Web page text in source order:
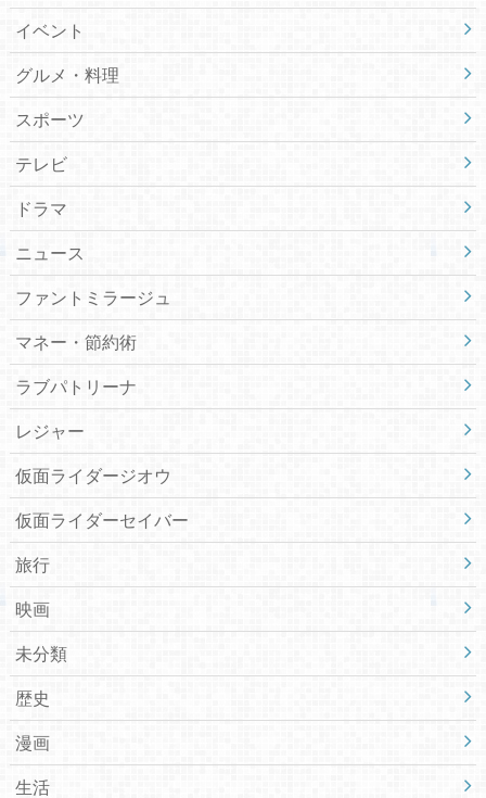
イベント
グルメ・料理
スポーツ
テレビ
ドラマ
ニュース
ファントミラージュ
マネー・節約術
ラブパトリーナ
レジャー
仮面ライダージオウ
仮面ライダーセイバー
旅行
映画
未分類
歴史
漫画
生活